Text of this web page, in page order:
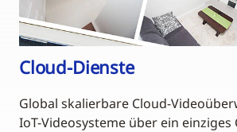
Cloud-Dienste
Global skalierbare Cloud-
IoT-Videosysteme über ein einziges